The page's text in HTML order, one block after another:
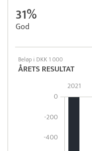
31%
God
Beløp i DKK 1 000
ÅRETS RESULTAT
0
-200
-400
2021